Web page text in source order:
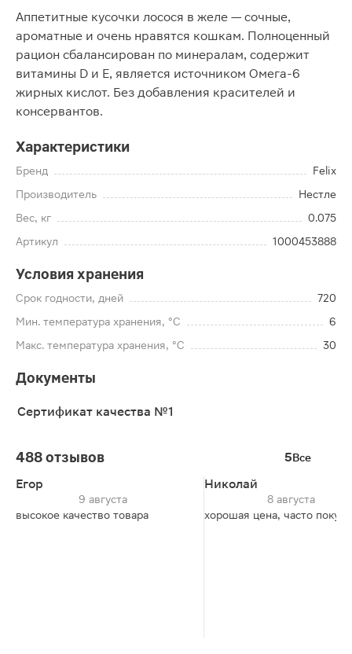
Аппетитные кусочки лосося в желе — сочные,
ароматные и очень нравятся кошкам. Полноценный
рацион сбалансирован по минералам, содержит
витамины D и E, является источником Омега-6
жирных кислот. Без добавления красителей и
консервантов.
Характеристики
Бренд
Felix
Производитель
Нестле
Вес, кг
0.075
Артикул
1000453888
Условия хранения
Срок годности, дней
720
Мин. температура хранения, °C
6
Макс. температура хранения, °C
30
Документы
Сертификат качества №1
488 отзывов 5Все
Егор
9 августа
высокое качество товара
Николай
8 августа
хорошая цена, часто